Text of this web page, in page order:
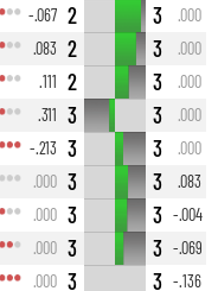
-.067 2 3
.000
.083 2 3
.000
.111 2 3
.000
.311 3 3
.000
-.213 3 3
.000
.000 3 3
.083
.000 3 3 -.004
.000 3 3 -.069
.000 3 3 -.136